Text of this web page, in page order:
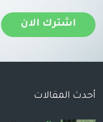
اشترك الان
أحدث المقالات